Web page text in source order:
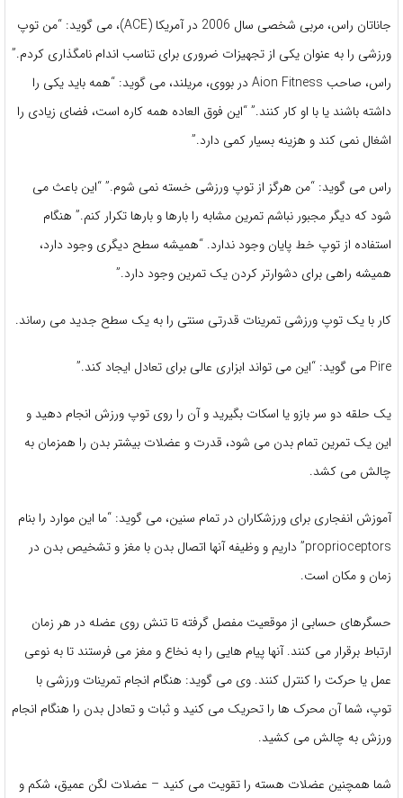
جاناتان راس، مربی شخصی سال 2006 در آمریکا (ACE)، می گوید: “من توپ
ورزشی را به عنوان یکی از تجهیزات ضروری برای تناسب اندام نامگذاری کردم.”
راس، صاحب Aion Fitness در بووی، مریلند، می گوید: “همه باید یکی را
داشته باشند یا با او کار کنند.” “این فوق العاده همه کاره است، فضای زیادی را
اشغال نمی کند و هزینه بسیار کمی دارد.”
راس می گوید: “من هرگز از توپ ورزشی خسته نمی شوم.” “این باعث می
شود که دیگر مجبور نباشم تمرین مشابه را بارها و بارها تکرار کنم.” هنگام
استفاده از توپ خط پایان وجود ندارد. “همیشه سطح دیگری وجود دارد،
همیشه راهی برای دشوارتر کردن یک تمرین وجود دارد.”
کار با یک توپ ورزشی تمرینات قدرتی سنتی را به یک سطح جدید می رساند.
Pire می گوید: “این می تواند ابزاری عالی برای تعادل ایجاد کند.”
یک حلقه دو سر بازو یا اسکات بگیرید و آن را روی توپ ورزش انجام دهید و
این یک تمرین تمام بدن می شود، قدرت و عضلات بیشتر بدن را همزمان به
چالش می کشد.
آموزش انفجاری برای ورزشکاران در تمام سنین، می گوید: “ما این موارد را بنام
proprioceptors” داریم و وظیفه آنها اتصال بدن با مغز و تشخیص بدن در
زمان و مکان است.
حسگرهای حسابی از موقعیت مفصل گرفته تا تنش روی عضله در هر زمان
ارتباط برقرار می کنند. آنها پیام هایی را به نخاع و مغز می فرستند تا به نوعی
عمل یا حرکت را کنترل کنند. وی می گوید: هنگام انجام تمرینات ورزشی با
توپ، شما آن محرک ها را تحریک می کنید و ثبات و تعادل بدن را هنگام انجام
ورزش به چالش می کشید.
شما همچنین عضلات هسته را تقویت می کنید – عضلات لگن عمیق، شکم و